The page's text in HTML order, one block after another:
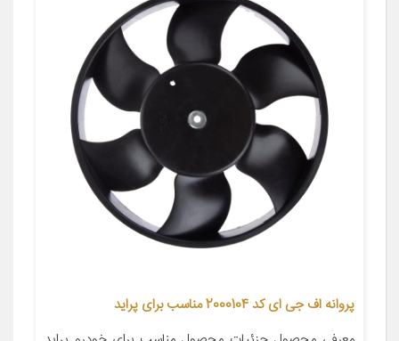
پروانه اف جی ای کد 2000104 مناسب برای پراید